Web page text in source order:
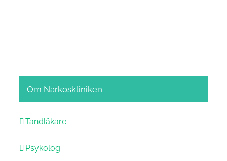
Om Narkoskliniken
Tandläkare
Psykolog